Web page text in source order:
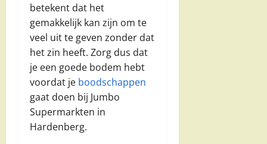
betekent dat het
gemakkelijk kan zijn om te
veel uit te geven zonder dat
het zin heeft. Zorg dus dat
je een goede bodem hebt
voordat je boodschappen
gaat doen bij Jumbo
Supermarkten in
Hardenberg.